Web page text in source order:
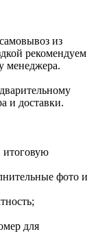
из
рекомендуем
менеджера.
и доставки.
фото и
для